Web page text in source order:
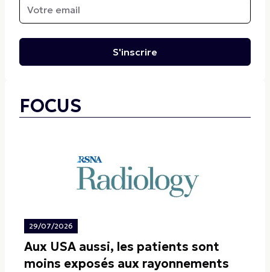
S'inscrire
FOCUS
29/07/2026
Aux USA aussi, les patients sont
moins exposés aux rayonnements